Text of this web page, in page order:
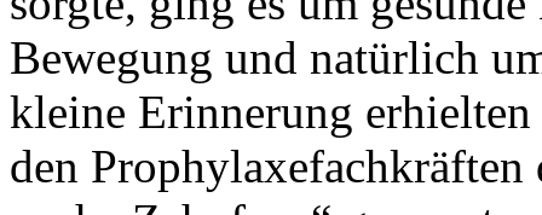
Bewegung und natürlich
kleine Erinnerung
den